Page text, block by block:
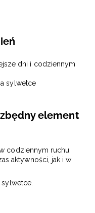
dni i codziennym
sylwetce
element
codziennym ruchu,
aktywności, jak i w